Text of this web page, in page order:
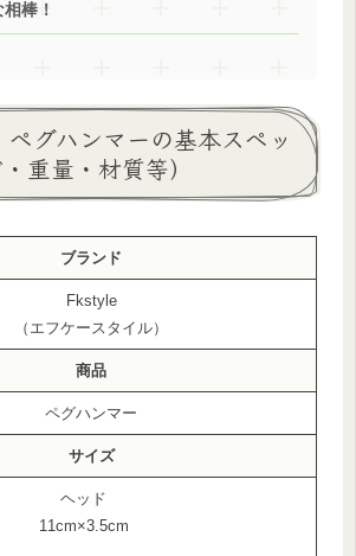
棒！
ペグハンマーの基本スペッ
重量・材質等）
ブランド
Fkstyle
（エフケースタイル）
商品
ペグハンマー
サイズ
ヘッド
11cm×3.5cm